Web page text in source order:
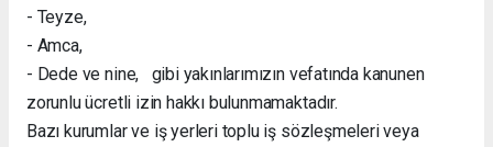
- Teyze,
- Amca,
- Dede ve nine, gibi yakınlarımızın vefatında kanunen
zorunlu ücretli izin hakkı bulunmamaktadır.
Bazı kurumlar ve iş yerleri toplu iş sözleşmeleri veya